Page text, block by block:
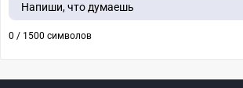
Напиши, что думаешь
0 / 1500 символов